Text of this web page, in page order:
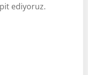
ediyoruz.